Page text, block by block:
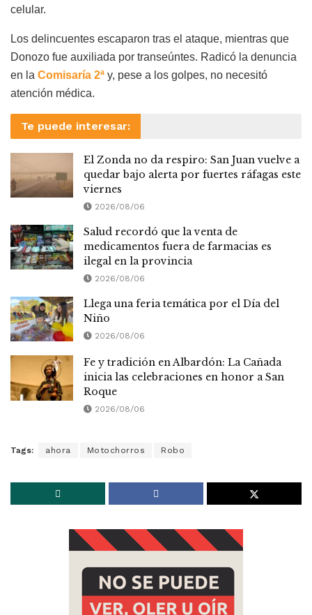
celular.
Los delincuentes escaparon tras el ataque, mientras que
Donozo fue auxiliada por transeúntes. Radicó la denuncia
en la Comisaría 2ª y, pese a los golpes, no necesitó
atención médica.
Te puede interesar:
El Zonda no da respiro: San Juan vuelve a
quedar bajo alerta por fuertes ráfagas este
viernes
2026/08/06
Salud recordó que la venta de
medicamentos fuera de farmacias es
ilegal en la provincia
2026/08/06
Llega una feria temática por el Día del
Niño
2026/08/06
Fe y tradición en Albardón: La Cañada
inicia las celebraciones en honor a San
Roque
2026/08/06
Tags: ahora Motochorros Robo